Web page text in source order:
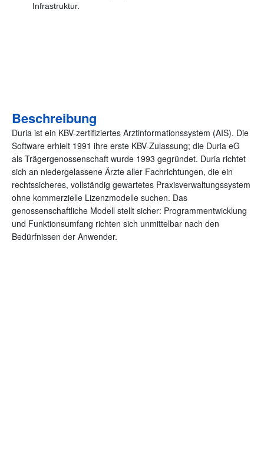
Infrastruktur.
Beschreibung
Duria ist ein KBV-zertifiziertes Arztinformationssystem (AIS). Die
Software erhielt 1991 ihre erste KBV-Zulassung; die Duria eG
als Trägergenossenschaft wurde 1993 gegründet. Duria richtet
sich an niedergelassene Ärzte aller Fachrichtungen, die ein
rechtssicheres, vollständig gewartetes Praxisverwaltungssystem
ohne kommerzielle Lizenzmodelle suchen. Das
genossenschaftliche Modell stellt sicher: Programmentwicklung
und Funktionsumfang richten sich unmittelbar nach den
Bedürfnissen der Anwender.